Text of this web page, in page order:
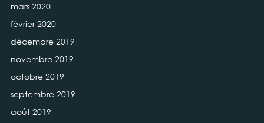
mars 2020
février 2020
décembre 2019
novembre 2019
octobre 2019
septembre 2019
août 2019